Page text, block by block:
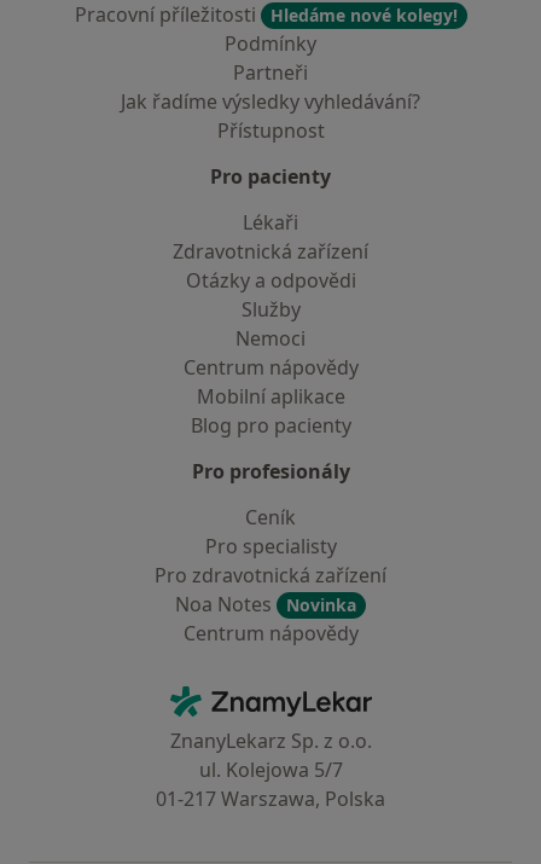
Pracovní příležitosti
Hledáme nové kolegy!
Podmínky
Partneři
Jak řadíme výsledky vyhledávání?
Přístupnost
Pro pacienty
Lékaři
Zdravotnická zařízení
Otázky a odpovědi
Služby
Nemoci
Centrum nápovědy
Mobilní aplikace
Blog pro pacienty
Pro profesionály
Ceník
Pro specialisty
Pro zdravotnická zařízení
Noa Notes
Novinka
Centrum nápovědy
ZnamyLekar - Hlavní stránka
ZnanyLekarz Sp. z o.o.
ul. Kolejowa 5/7
01-217 Warszawa, Polska